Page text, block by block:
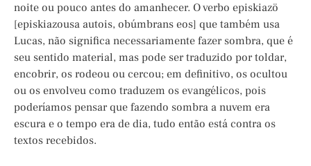
noite ou pouco antes do amanhecer. O verbo episkiazö
[episkiazousa autois, obúmbrans eos] que também usa
Lucas, não significa necessariamente fazer sombra, que é
seu sentido material, mas pode ser traduzido por toldar,
encobrir, os rodeou ou cercou; em definitivo, os ocultou
ou os envolveu como traduzem os evangélicos, pois
poderíamos pensar que fazendo sombra a nuvem era
escura e o tempo era de dia, tudo então está contra os
textos recebidos.